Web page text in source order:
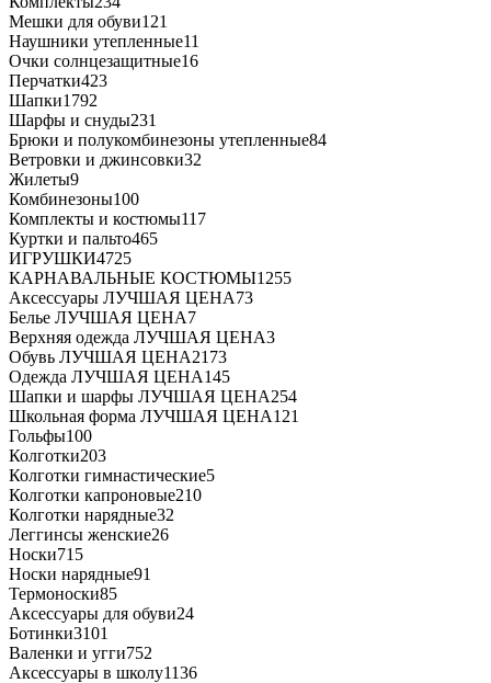
Мешки для обуви121
Наушники утепленные11
Очки солнцезащитные16
Перчатки423
Шапки1792
Шарфы и снуды231
Брюки и полукомбинезоны утепленные84
Ветровки и джинсовки32
Жилеты9
Комбинезоны100
Комплекты и костюмы117
Куртки и пальто465
ИГРУШКИ4725
КАРНАВАЛЬНЫЕ КОСТЮМЫ1255
Аксессуары ЛУЧШАЯ ЦЕНА73
Белье ЛУЧШАЯ ЦЕНА7
Верхняя одежда ЛУЧШАЯ ЦЕНА3
Обувь ЛУЧШАЯ ЦЕНА2173
Одежда ЛУЧШАЯ ЦЕНА145
Шапки и шарфы ЛУЧШАЯ ЦЕНА254
Школьная форма ЛУЧШАЯ ЦЕНА121
Гольфы100
Колготки203
Колготки гимнастические5
Колготки капроновые210
Колготки нарядные32
Леггинсы женские26
Носки715
Носки нарядные91
Термоноски85
Аксессуары для обуви24
Ботинки3101
Валенки и угги752
Аксессуары в школу1136